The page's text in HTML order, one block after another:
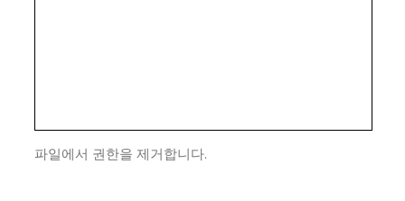
파일에서 권한을 제거합니다.